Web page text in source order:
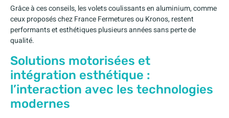
Grâce à ces conseils, les volets coulissants en aluminium, comme
ceux proposés chez France Fermetures ou Kronos, restent
performants et esthétiques plusieurs années sans perte de
qualité.
Solutions motorisées et
intégration esthétique :
l’interaction avec les technologies
modernes